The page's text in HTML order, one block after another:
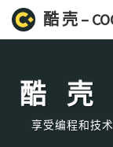
酷 壳 –
酷
享受编程和技